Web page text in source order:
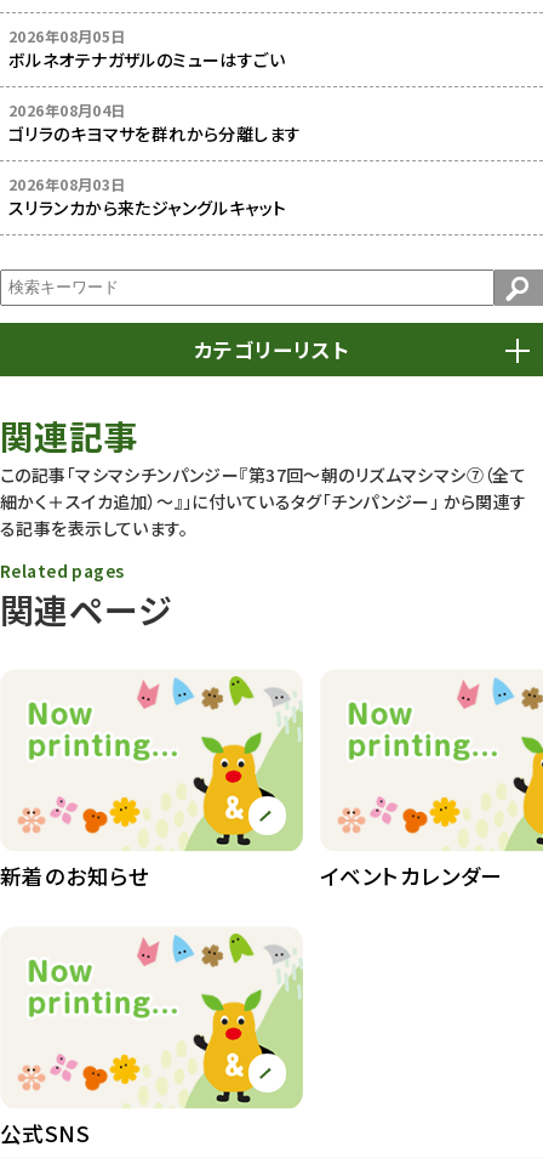
2026年08月05日
ボルネオテナガザルのミューはすごい
2026年08月04日
ゴリラのキヨマサを群れから分離します
2026年08月03日
スリランカから来たジャングルキャット
カテゴリーリスト
動物園
動物園長のZooコラム 172
植物園
植物園長の庭
植物園 その他
桜情報 83
紅葉情報 52
イベント
環境教育
遊園地
関連記事
この記事「マシマシチンパンジー『第37回～朝のリズムマシマシ⑦（全て
細かく＋スイカ追加）～』」に付いているタグ「チンパンジー」 から関連す
る記事を表示しています。
関連ページ
Related pages
新着のお知らせ イベントカレンダー
公式SNS